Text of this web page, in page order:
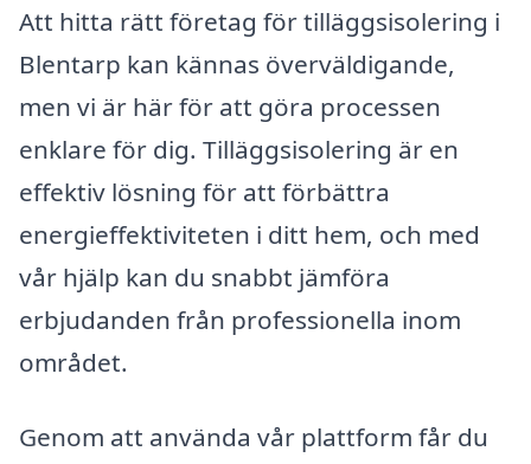
Att hitta rätt företag för tilläggsisolering i
Blentarp kan kännas överväldigande,
men vi är här för att göra processen
enklare för dig. Tilläggsisolering är en
effektiv lösning för att förbättra
energieffektiviteten i ditt hem, och med
vår hjälp kan du snabbt jämföra
erbjudanden från professionella inom
området.
Genom att använda vår plattform får du